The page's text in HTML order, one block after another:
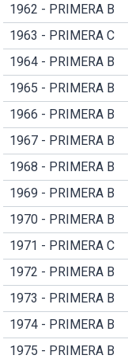
1962 - PRIMERA B
1963 - PRIMERA C
1964 - PRIMERA B
1965 - PRIMERA B
1966 - PRIMERA B
1967 - PRIMERA B
1968 - PRIMERA B
1969 - PRIMERA B
1970 - PRIMERA B
1971 - PRIMERA C
1972 - PRIMERA B
1973 - PRIMERA B
1974 - PRIMERA B
1975 - PRIMERA B